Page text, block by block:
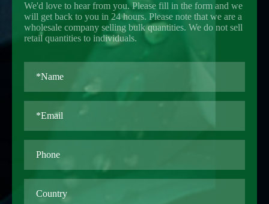
We'd love to hear from you. Please fill in the form and we
will get back to you in 24 hours. Please note that we are a
wholesale company selling bulk quantities. We do not sell
retail quantities to individuals.